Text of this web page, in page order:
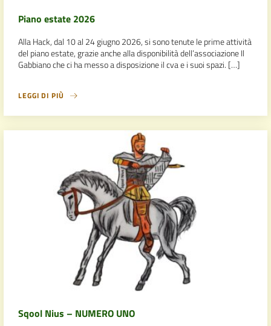
Piano estate 2026
Alla Hack, dal 10 al 24 giugno 2026, si sono tenute le prime attività
del piano estate, grazie anche alla disponibilità dell’associazione Il
Gabbiano che ci ha messo a disposizione il cva e i suoi spazi. […]
LEGGI DI PIÙ
Sqool Nius – NUMERO UNO